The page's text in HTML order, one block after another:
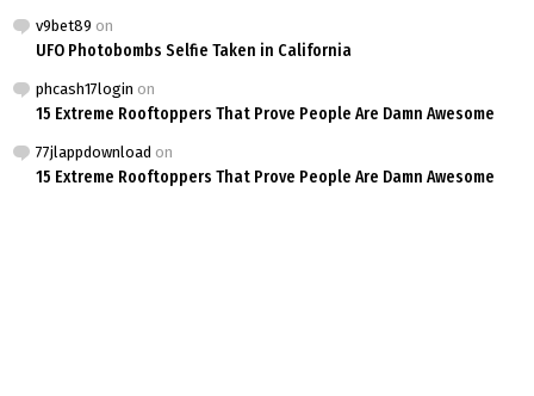
v9bet89 on
UFO Photobombs Selfie Taken in California
phcash17login on
15 Extreme Rooftoppers That Prove People Are Damn Awesome
77jlappdownload on
15 Extreme Rooftoppers That Prove People Are Damn Awesome